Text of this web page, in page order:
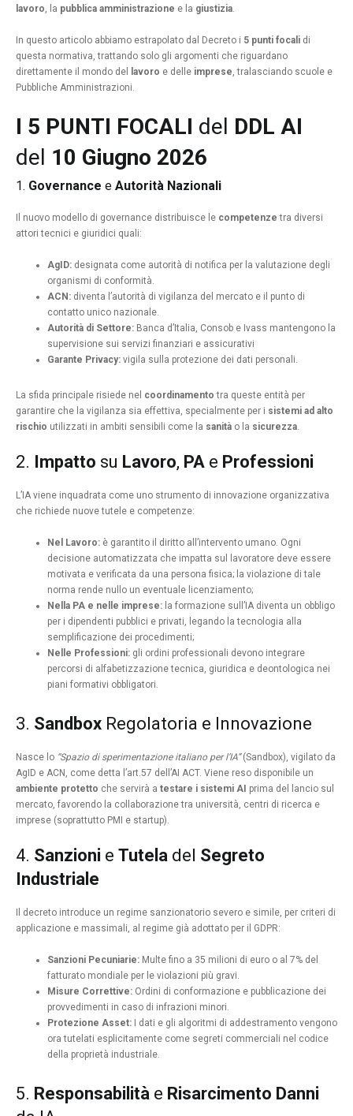
lavoro, la pubblica amministrazione e la giustizia.
In questo articolo abbiamo estrapolato dal Decreto i 5 punti focali di
questa normativa, trattando solo gli argomenti che riguardano
direttamente il mondo del
lavoro e delle imprese, tralasciando scuole e
Pubbliche Amministrazioni.
I 5 PUNTI FOCALI del DDL AI
del 10 Giugno 2026
1. Governance e Autorità Nazionali
Il nuovo modello di governance distribuisce le competenzetra diversi
attori tecnici e giuridici quali:
AgID: designata come autorità di notifica per la valutazione degli
organismi di conformità.
ACN: diventa l’autorità di vigilanza del mercato e il punto di
contatto unico nazionale.
Autorità di Settore: Banca d’Italia, Consob e Ivass mantengono la
supervisione sui servizi finanziari e assicurativi
Garante Privacy: vigila sulla protezione dei dati personali.
La sfida principale risiede nel coordinamentotra queste entità per
garantire che la vigilanza sia effettiva, specialmente per i sistemi ad alto
rischio utilizzati in ambiti sensibili come la sanità o la sicurezza.
2. Impatto su Lavoro, PA e Professioni
L’IA viene inquadrata come uno strumento di innovazione organizzativa
che richiede nuove tutele e competenze:
Nel Lavoro: è garantito il diritto all’intervento umano. Ogni
decisione automatizzata che impatta sul lavoratore deve essere
motivata e verificata da una persona fisica; la violazione di tale
norma rende nullo un eventuale licenziamento;
Nella PA e nelle imprese: la formazione sull’IA diventa un obbligo
per i dipendenti pubblici e privati, legando la tecnologia alla
semplificazione dei procedimenti;
Nelle Professioni: gli ordini professionali devono integrare
percorsi di alfabetizzazione tecnica, giuridica e deontologica nei
piani formativi obbligatori.
3. Sandbox Regolatoria e Innovazione
Nasce lo “Spazio di sperimentazione italiano per l’IA”(Sandbox), vigilato da
AgID e ACN, come detta l’art.57 dell’AI ACT. Viene reso disponibile un
ambiente protetto che servirà a testare i sistemi AI prima del lancio sul
mercato, favorendo la collaborazione tra università, centri di ricerca e
imprese (soprattutto PMI e startup).
4. Sanzioni e Tutela del Segreto
Industriale
Il decreto introduce un regime sanzionatorio severo e simile, per criteri di
applicazione e massimali, al regime già adottato per il GDPR:
Sanzioni Pecuniarie: Multe fino a 35 milioni di euro o al 7% del
fatturato mondiale per le violazioni più gravi.
Misure Correttive: Ordini di conformazione e pubblicazione dei
provvedimenti in caso di infrazioni minori.
Protezione Asset: I dati e gli algoritmi di addestramento vengono
ora tutelati esplicitamente come segreti commerciali nel codice
della proprietà industriale.
5. Responsabilità e Risarcimento Danni